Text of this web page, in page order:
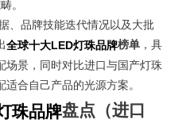
。
、品牌技能迭代情况以及大批
全球十大LED灯珠品牌榜单 ，具
场景，同时对比进口与国产灯珠
合自己产品的光源方案。
珠品牌盘点（进口